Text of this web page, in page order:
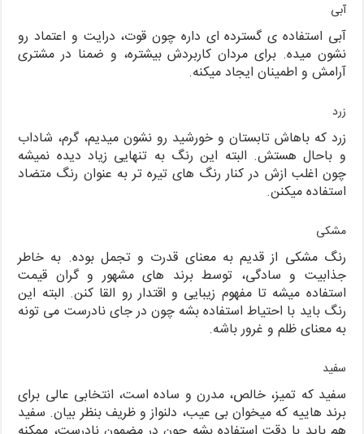
آبی
آبی استفاده ی گسترده ای داره چون قوت، درایت و اعتماد رو
نشون میده. برای مردان کاربردش بیشتره، و ضمنا در مشتری
آرامش و اطمینان ایجاد میکنه.
زرد
زرد که باهاش تابستان و خورشید رو نشون میدیم، گرم، شاداب
و باحال هستش. البته این رنگ به تنهایی زیاد دیده نمیشه
چون اغلب ازش در کنار رنگ های تیره تر به عنوان رنگ متضاد
استفاده میکنن.
مشکی
رنگ مشکی از قدیم به معنای قدرت و تجمل بوده. به خاطر
جذابیت و سادگی، توسط برند های مشهور و گران قیمت
استفاده میشه تا مفهوم زیبایی و اقتدار رو القا کنن. البته این
رنگ باید با احتیاط استفاده بشه چون در جای نادرست می تونه
به معنای ظلم و غرور باشه.
سفید
سفید که تمیز، خالص، مدرن و ساده است، انتخابی عالی برای
برند هاییه که میخوان بی عیب، دلنواز و ظریف بنظر بیان. سفید